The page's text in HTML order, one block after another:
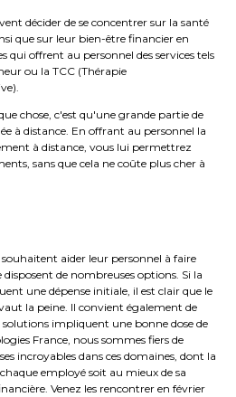
décider de se concentrer sur la santé
que sur leur bien-être financier en
qui offrent au personnel des services tels
ou la TCC (Thérapie
chose, c'est qu'une grande partie de
à distance. En offrant au personnel la
à distance, vous lui permettrez
sans que cela ne coûte plus cher à
aider leur personnel à faire
disposent de nombreuses options. Si la
une dépense initiale, il est clair que le
la peine. Il convient également de
impliquent une bonne dose de
France, nous sommes fiers de
incroyables dans ces domaines, dont la
employé soit au mieux de sa
Venez les rencontrer en février